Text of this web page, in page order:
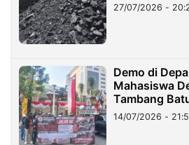
Stockpile
27/07/2026 -
Demo di
Mahasiswa
Tambang
Lampung
14/07/2026 -